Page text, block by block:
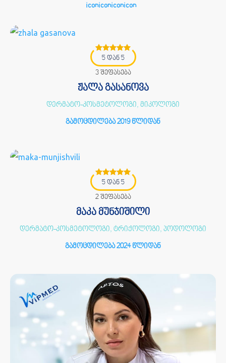
5 დან 5
3 შეფასება
ჟალა გასანოვა
დერმატო-კოსმეტოლოგი, მიკოლოგი
გამოცდილება 2019 წლიდან
5 დან 5
2 შეფასება
მაკა მუნჯიშილი
დერმატო-კოსმეტოლოგი, ტრიქოლოგი, პოდოლოგი
გამოცდილება 2024 წლიდან